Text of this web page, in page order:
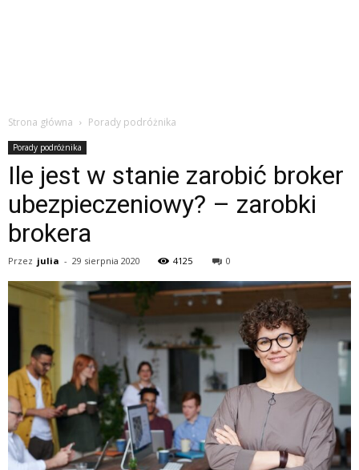
Strona główna Porady podróżnika
Porady podróżnika
Ile jest w stanie zarobić broker
ubezpieczeniowy? – zarobki
brokera
Przez julia - 29 sierpnia 2020 4125 0